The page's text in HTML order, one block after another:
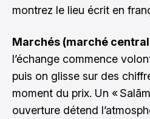
montrez le lieu écrit en
Marchés (marché
l’échange commence
puis on glisse sur des
moment du prix. Un «
ouverture détend